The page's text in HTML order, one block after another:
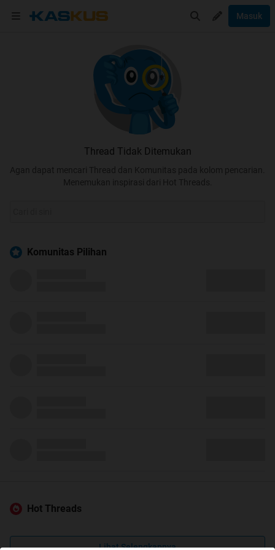
Masuk
Thread Tidak Ditemukan
Agan dapat mencari Thread dan Komunitas pada kolom pencarian.
Menemukan inspirasi dari Hot Threads.
Komunitas Pilihan
Hot Threads
Lihat Selengkapnya